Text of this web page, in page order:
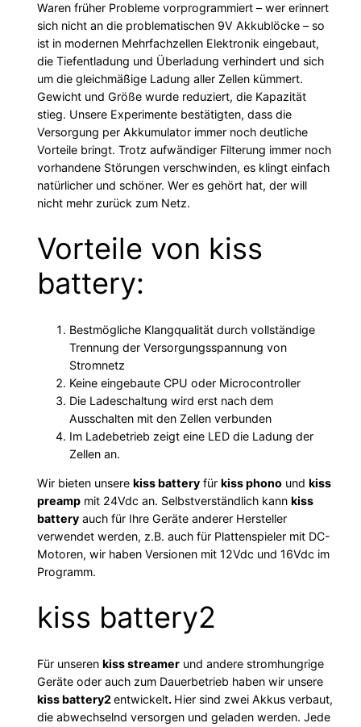
Waren früher Probleme vorprogrammiert – wer erinnert
sich nicht an die problematischen 9V Akkublöcke – so
ist in modernen Mehrfachzellen Elektronik eingebaut,
die Tiefentladung und Überladung verhindert und sich
um die gleichmäßige Ladung aller Zellen kümmert.
Gewicht und Größe wurde reduziert, die Kapazität
stieg. Unsere Experimente bestätigten, dass die
Versorgung per Akkumulator immer noch deutliche
Vorteile bringt. Trotz aufwändiger Filterung immer noch
vorhandene Störungen verschwinden, es klingt einfach
natürlicher und schöner. Wer es gehört hat, der will
nicht mehr zurück zum Netz.
Vorteile von kiss
battery:
Bestmögliche Klangqualität durch vollständige
Trennung der Versorgungsspannung von
Stromnetz
Keine eingebaute CPU oder Microcontroller
Die Ladeschaltung wird erst nach dem
Ausschalten mit den Zellen verbunden
Im Ladebetrieb zeigt eine LED die Ladung der
Zellen an.
Wir bieten unserekiss battery fürkiss phono undkiss
preamp mit 24Vdc an. Selbstverständlich kannkiss
battery auch für Ihre Geräte anderer Hersteller
verwendet werden, z.B. auch für Plattenspieler mit DC-
Motoren, wir haben Versionen mit 12Vdc und 16Vdc im
Programm.
kiss battery2
Für unserenkiss streamer und andere stromhungrige
Geräte oder auch zum Dauerbetrieb haben wir unsere
kiss battery2entwickelt. Hier sind zwei Akkus verbaut,
die abwechselnd versorgen und geladen werden. Jede